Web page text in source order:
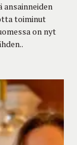
toiminut
on nyt